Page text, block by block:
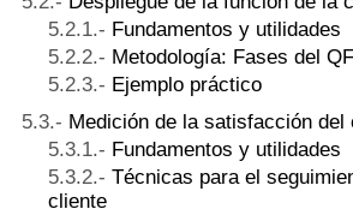
Fundamentos y utilidades
Metodología: Fases del
Ejemplo práctico
Medición de la satisfacción del
Fundamentos y utilidades
Técnicas para el
cliente